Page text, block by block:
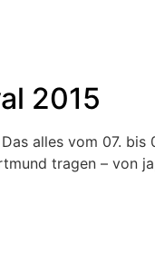
2015
alles vom 07.
tragen – von